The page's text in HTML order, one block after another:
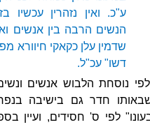
ע"כ. ואין נזהרין עכשיו
הנשים הרבה בין אנשים
שדמין עלן כקאקי חיוורא
דשו" עכ"ל.
נוסחת הלבוש אנשים
חדר גם בישיבה
לפי ס' חסידים,